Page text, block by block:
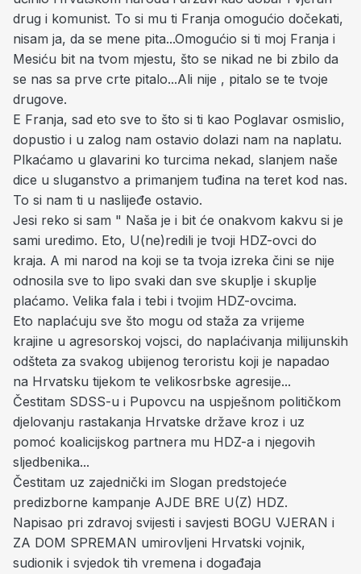
drug i komunist. To si mu ti Franja omogućio dočekati,
nisam ja, da se mene pita...Omogućio si ti moj Franja i
Mesiću bit na tvom mjestu, što se nikad ne bi zbilo da
se nas sa prve crte pitalo...Ali nije , pitalo se te tvoje
drugove.
E Franja, sad eto sve to što si ti kao Poglavar osmislio,
dopustio i u zalog nam ostavio dolazi nam na naplatu.
Plkaćamo u glavarini ko turcima nekad, slanjem naše
dice u sluganstvo a primanjem tuđina na teret kod nas.
To si nam ti u naslijeđe ostavio.
Jesi reko si sam " Naša je i bit će onakvom kakvu si je
sami uredimo. Eto, U(ne)redili je tvoji HDZ-ovci do
kraja. A mi narod na koji se ta tvoja izreka čini se nije
odnosila sve to lipo svaki dan sve skuplje i skuplje
plaćamo. Velika fala i tebi i tvojim HDZ-ovcima.
Eto naplaćuju sve što mogu od staža za vrijeme
krajine u agresorskoj vojsci, do naplaćivanja milijunskih
odšteta za svakog ubijenog teroristu koji je napadao
na Hrvatsku tijekom te velikosrbske agresije...
Čestitam SDSS-u i Pupovcu na uspješnom političkom
djelovanju rastakanja Hrvatske države kroz i uz
pomoć koalicijskog partnera mu HDZ-a i njegovih
sljedbenika...
Čestitam uz zajednički im Slogan predstojeće
predizborne kampanje AJDE BRE U(Z) HDZ.
Napisao pri zdravoj svijesti i savjesti BOGU VJERAN i
ZA DOM SPREMAN umirovljeni Hrvatski vojnik,
sudionik i svjedok tih vremena i događaja